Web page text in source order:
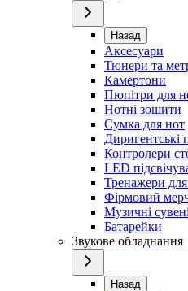
Назад
Аксесуари
Тюнери та
Камертони
Пюпітри для
Нотні зошити
Сумка для нот
Диригентські
Контролери
LED
Тренажери для
Фірмовий
Музичні
Батарейки
Звукове обладнання
Назад